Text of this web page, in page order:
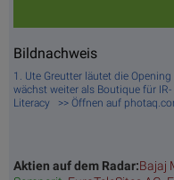
Bildnachweis
1. Ute Greutter läutet die
wächst weiter als Boutique für
Literacy >> Öffnen auf
Aktien auf dem Radar:Bajaj